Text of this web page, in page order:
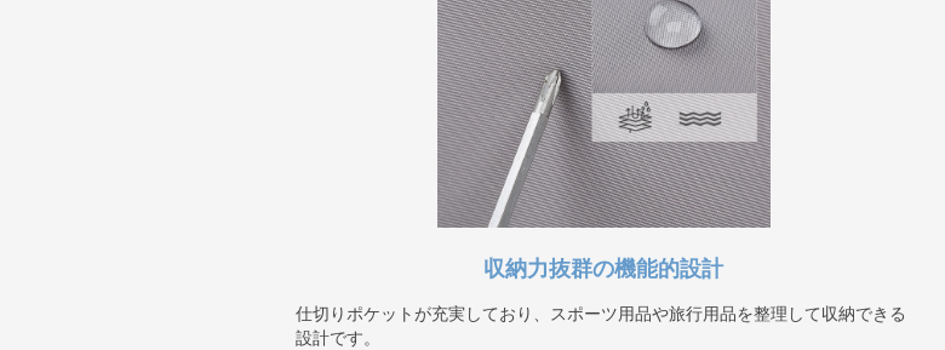
収納力抜群の機能的設計
仕切りポケットが充実しており、スポーツ用品や旅行用品を整理して収納できる
設計です。